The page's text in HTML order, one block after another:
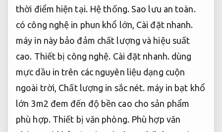
thời điểm hiện tại. Hệ thống. Sao lưu an toàn.
có công nghệ in phun khổ lớn, Cài đặt nhanh.
máy in này bảo đảm chất lượng và hiệu suất
cao. Thiết bị công nghệ. Cài đặt nhanh. dùng
mực dầu in trên các nguyên liệu dạng cuộn
ngoài trời, Chất lượng in sắc nét. máy in bạt khổ
lớn 3m2 đem đến độ bền cao cho sản phẩm
phù hợp. Thiết bị văn phòng. Phù hợp văn